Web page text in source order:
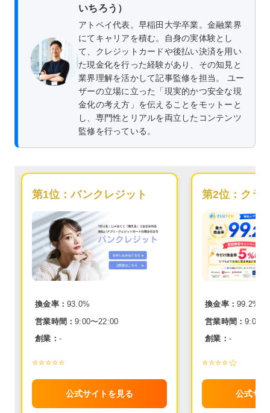
いちろう）
アトペイ代表。早稲田大学卒業。金融業界
にてキャリアを積む。自身の実体験とし
て、クレジットカードや後払い決済を用い
た現金化を行った経験があり、その知見と
業界理解を活かして記事監修を担当。 ユー
ザーの立場に立った「現実的かつ安全な現
金化の考え方」を伝えることをモットーと
し、専門性とリアルを両立したコンテンツ
監修を行っている。
第1位：バンクレジット
換金率： 93.0%
営業時間：9:00〜22:00
創業： -
⭐️⭐️⭐️⭐️⭐️
公式サイトを見る
第2位： クラ
換金率： 99.2%
営業時間：9:00〜
創業： -
⭐️⭐️⭐️⭐️☆
公式サ